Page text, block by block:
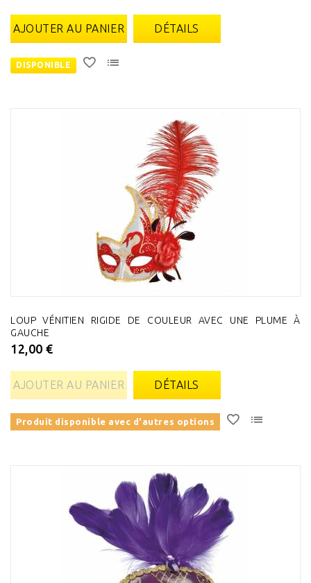
AJOUTER AU PANIER DÉTAILS
DISPONIBLE
LOUP VÉNITIEN RIGIDE DE COULEUR AVEC UNE PLUME À
GAUCHE
12,00 €
AJOUTER AU PANIER DÉTAILS
Produit disponible avec d'autres options